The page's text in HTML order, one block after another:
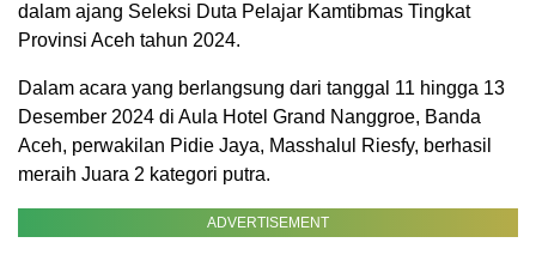
dalam ajang Seleksi Duta Pelajar Kamtibmas Tingkat
Provinsi Aceh tahun 2024.
Dalam acara yang berlangsung dari tanggal 11 hingga 13
Desember 2024 di Aula Hotel Grand Nanggroe, Banda
Aceh, perwakilan Pidie Jaya, Masshalul Riesfy, berhasil
meraih Juara 2 kategori putra.
ADVERTISEMENT